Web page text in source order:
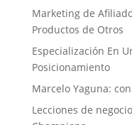
Marketing de
Productos de Otros
Especialización En
Posicionamiento
Marcelo Yaguna:
Lecciones de